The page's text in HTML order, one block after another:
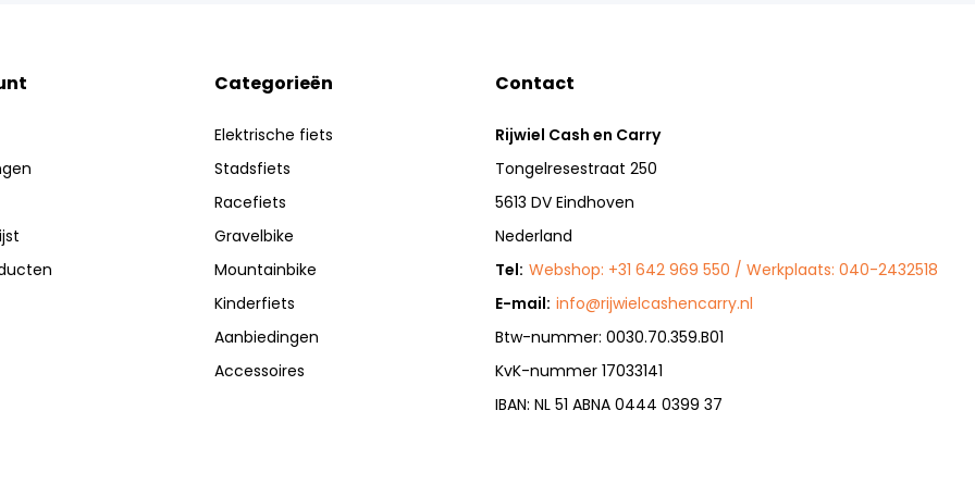
Categorieën
Elektrische fiets
Stadsfiets
Racefiets
Gravelbike
Mountainbike
Kinderfiets
Aanbiedingen
Accessoires
Contact
Rijwiel Cash en Carry
Tongelresestraat 250
5613 DV Eindhoven
Nederland
Tel: Webshop: +31 642 969 550 / Werkplaats: 040-2432518
E-mail: info@rijwielcashencarry.nl
Btw-nummer: 0030.70.359.B01
KvK-nummer 17033141
IBAN: NL 51 ABNA 0444 0399 37